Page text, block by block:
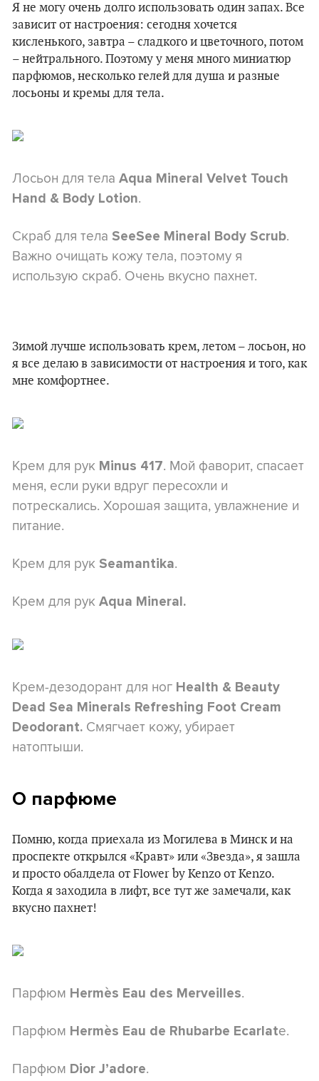
Я не могу очень долго использовать один запах. Все
зависит от настроения: сегодня хочется
кисленького, завтра – сладкого и цветочного, потом
– нейтрального. Поэтому у меня много миниатюр
парфюмов, несколько гелей для душа и разные
лосьоны и кремы для тела.
Лосьон для тела Aqua Mineral Velvet Touch
Hand & Body Lotion.
Скраб для тела SeeSee Mineral Body Scrub.
Важно очищать кожу тела, поэтому я
использую скраб. Очень вкусно пахнет.
Зимой лучше использовать крем, летом – лосьон, но
я все делаю в зависимости от настроения и того, как
мне комфортнее.
Крем для рук Minus 417. Мой фаворит, спасает
меня, если руки вдруг пересохли и
потрескались. Хорошая защита, увлажнение и
питание.
Крем для рук Seamantika.
Крем для рук Aqua Mineral.
Крем-дезодорант для ног Health & Beauty
Dead Sea Minerals Refreshing Foot Cream
Deodorant. Смягчает кожу, убирает
натоптыши.
О парфюме
Помню, когда приехала из Могилева в Минск и на
проспекте открылся «Кравт» или «Звезда», я зашла
и просто обалдела от Flower by Kenzo от Kenzo.
Когда я заходила в лифт, все тут же замечали, как
вкусно пахнет!
Парфюм Hermès Eau des Merveilles.
Парфюм Hermès Eau de Rhubarbe Ecarlate.
Парфюм Dior J’adore.